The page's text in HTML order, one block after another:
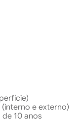
e externo)
10 anos